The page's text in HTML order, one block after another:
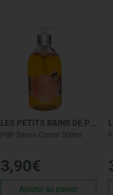
pour une routine de soin
Les
Les soins Les Petits Bains de
Leur naturalité :
Des
Leur respect de
durable.
Leur sensorialité :
Des
Plongez dans l’univers
Pharmacie Jules Verne. Faites
LES PETITS BAINS DE PROVENCE
PBP Savon Coton 500ml
3,90€
Ajouter au panier